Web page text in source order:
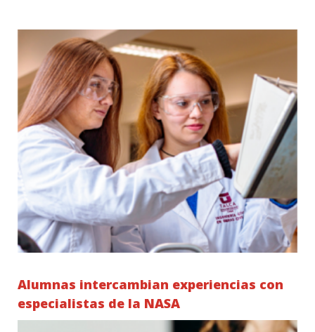
Alumnas intercambian experiencias con
especialistas de la NASA